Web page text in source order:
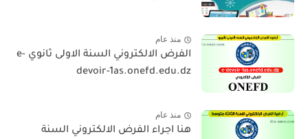
منذ عام
الفرض الالكتروني السنة الاولى ثانوي e-
devoir-1as.onefd.edu.dz
منذ عام
هنا اجراء الفرض الالكتروني السنة